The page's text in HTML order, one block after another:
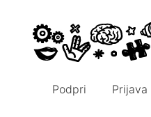
Podpri Prijava